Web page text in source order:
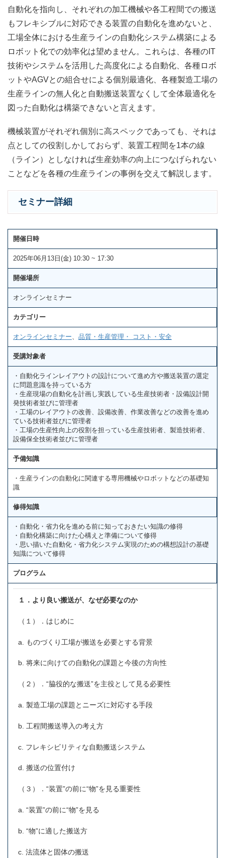
自動化を指向し、それぞれの加工機械や各工程間での搬送
もフレキシブルに対応できる装置の自動化を進めないと、
工場全体における生産ラインの自動化システム構築による
ロボット化での効率化は望めません。これらは、各種のIT
技術やシステムを活用した高度化による自動化、各種ロボ
ットやAGVとの組合せによる個別最適化、各種製造工場の
生産ラインの無人化と自動搬送装置なくして全体最適化を
図った自動化は構築できないと言えます。
機械装置がそれぞれ個別に高スペックであっても、それは
点としての役割しかしておらず、装置工程間を1本の線
（ライン）としなければ生産効率の向上につなげられない
ことなどを各種の生産ラインの事例を交えて解説します。
セミナー詳細
開催日時
2025年06月13日(金) 10:30 ~ 17:30
開催場所
オンラインセミナー
カテゴリー
オンラインセミナー 品質・生産管理・ コスト・安全
受講対象者
・自動化ラインレイアウトの設計について進め方や搬送装置の選定
に問題意識を持っている方
・生産現場の自動化を計画し実践している生産技術者・設備設計開
発技術者並びに管理者
・工場のレイアウトの改善、設備改善、作業改善などの改善を進め
ている技術者並びに管理者
・工場の生産性向上の役割を担っている生産技術者、製造技術者、
設備保全技術者並びに管理者
予備知識
・生産ラインの自動化に関連する専用機械やロボットなどの基礎知
識
修得知識
・自動化・省力化を進める前に知っておきたい知識の修得
・自動化構築に向けた心構えと準備について修得
・思い描いた自動化・省力化システム実現のための構想設計の基礎
知識について修得
プログラム
１．より良い搬送が、なぜ必要なのか
（１）．はじめに
a. ものづくり工場が搬送を必要とする背景
b. 将来に向けての自動化の課題と今後の方向性
（２）．“脇役的な搬送”を主役として見る必要性
a. 製造工場の課題とニーズに対応する手段
b. 工程間搬送導入の考え方
c. フレキシビリティな自動搬送システム
d. 搬送の位置付け
（３）．“装置”の前に“物”を見る重要性
a. “装置”の前に“物”を見る
b. “物”に適した搬送方
c. 法流体と固体の搬送